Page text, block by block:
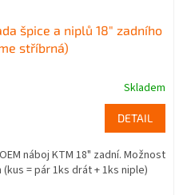
špice a niplů 18" zadního
stříbrná)
Skladem
DETAIL
náboj KTM 18" zadní. Možnost
= pár 1ks drát + 1ks niple)